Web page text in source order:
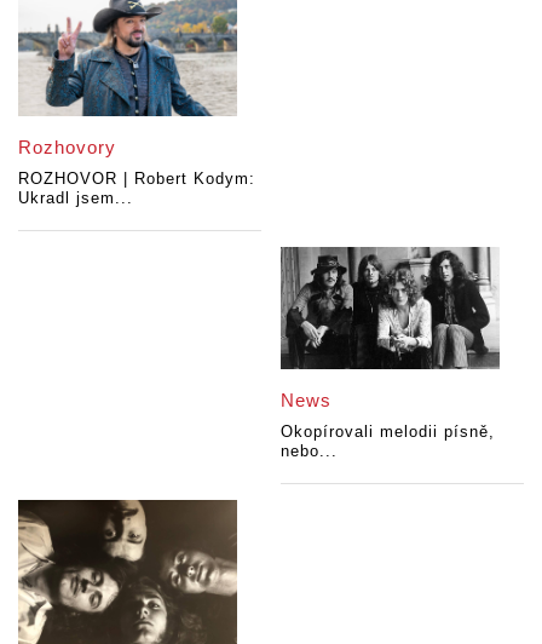
Rozhovory
ROZHOVOR | Robert Kodym:
Ukradl jsem...
News
Okopírovali melodii písně,
nebo...